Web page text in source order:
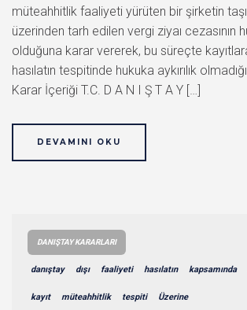
müteahhitlik faaliyeti yürüten bir şirketin
üzerinden tarh edilen vergi ziyaı cezasının
olduğuna karar vererek, bu süreçte
hasılatın tespitinde hukuka aykırılık
Karar İçeriği T.C. D A N I Ş T A Y […]
DEVAMINI OKU
DANIŞTAY KARARLARI
danıştay dışı faaliyeti hasılatın kapsamında
kayıt müteahhitlik tespiti Üzerine